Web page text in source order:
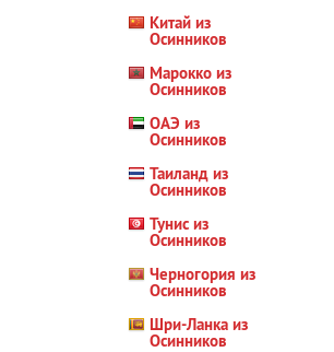
Китай из
Осинников
Марокко из
Осинников
ОАЭ из
Осинников
Таиланд из
Осинников
Тунис из
Осинников
Черногория из
Осинников
Шри-Ланка из
Осинников